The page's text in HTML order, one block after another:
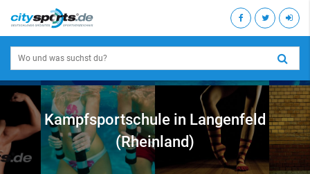
Kampfsportschule in Langenfeld
(Rheinland)